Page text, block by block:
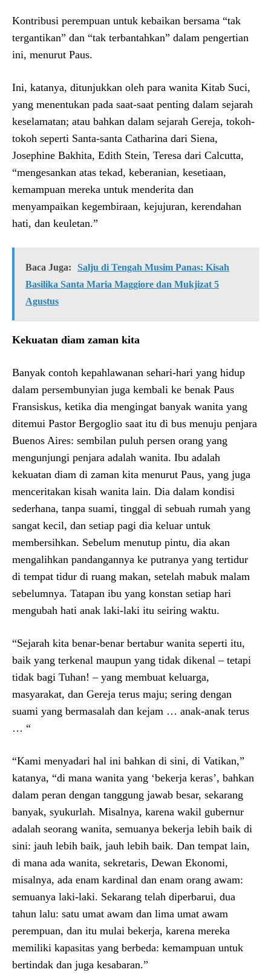
Kontribusi perempuan untuk kebaikan bersama “tak
tergantikan” dan “tak terbantahkan” dalam pengertian
ini, menurut Paus.
Ini, katanya, ditunjukkan oleh para wanita Kitab Suci,
yang menentukan pada saat-saat penting dalam sejarah
keselamatan; atau bahkan dalam sejarah Gereja, tokoh-
tokoh seperti Santa-santa Catharina dari Siena,
Josephine Bakhita, Edith Stein, Teresa dari Calcutta,
“mengesankan atas tekad, keberanian, kesetiaan,
kemampuan mereka untuk menderita dan
menyampaikan kegembiraan, kejujuran, kerendahan
hati, dan keuletan.”
Baca Juga:
Salju di Tengah Musim Panas: Kisah
Basilika Santa Maria Maggiore dan Mukjizat 5
Agustus
Kekuatan diam zaman kita
Banyak contoh kepahlawanan sehari-hari yang hidup
dalam persembunyian juga kembali ke benak Paus
Fransiskus, ketika dia mengingat banyak wanita yang
ditemui Pastor Bergoglio saat itu di bus menuju penjara
Buenos Aires: sembilan puluh persen orang yang
mengunjungi penjara adalah wanita. Ibu adalah
kekuatan diam di zaman kita menurut Paus, yang juga
menceritakan kisah wanita lain. Dia dalam kondisi
sederhana, tanpa suami, tinggal di sebuah rumah yang
sangat kecil, dan setiap pagi dia keluar untuk
membersihkan. Sebelum menutup pintu, dia akan
mengalihkan pandangannya ke putranya yang tertidur
di tempat tidur di ruang makan, setelah mabuk malam
sebelumnya. Tatapan ibu yang konstan setiap hari
mengubah hati anak laki-laki itu seiring waktu.
“Sejarah kita benar-benar bertabur wanita seperti itu,
baik yang terkenal maupun yang tidak dikenal – tetapi
tidak bagi Tuhan! – yang membuat keluarga,
masyarakat, dan Gereja terus maju; sering dengan
suami yang bermasalah dan kejam … anak-anak terus
… “
“Kami menyadari hal ini bahkan di sini, di Vatikan,”
katanya, “di mana wanita yang ‘bekerja keras’, bahkan
dalam peran dengan tanggung jawab besar, sekarang
banyak, syukurlah. Misalnya, karena wakil gubernur
adalah seorang wanita, semuanya bekerja lebih baik di
sini: jauh lebih baik, jauh lebih baik. Dan tempat lain,
di mana ada wanita, sekretaris, Dewan Ekonomi,
misalnya, ada enam kardinal dan enam orang awam:
semuanya laki-laki. Sekarang telah diperbarui, dua
tahun lalu: satu umat awam dan lima umat awam
perempuan, dan itu mulai bekerja, karena mereka
memiliki kapasitas yang berbeda: kemampuan untuk
bertindak dan juga kesabaran.”